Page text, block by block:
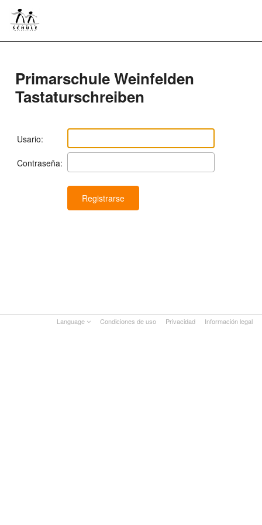
Primarschule Weinfelden
Tastaturschreiben
Usario:
Contraseña:
Language Condiciones de uso Privacidad Información legal